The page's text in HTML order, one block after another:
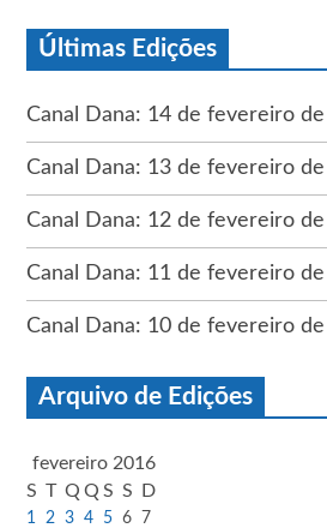
Últimas Edições
Canal Dana: 14 de fevereiro
Canal Dana: 13 de fevereiro
Canal Dana: 12 de fevereiro
Canal Dana: 11 de fevereiro
Canal Dana: 10 de fevereiro
Arquivo de Edições
fevereiro 2016
S T Q Q S S D
1 2 3 4 5 6
7